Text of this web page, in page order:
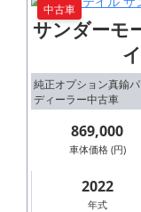
中古車
サンダーモ
純正オプション真鍮
ディーラー中古車
869,000
車体価格 (円)
2022
年式